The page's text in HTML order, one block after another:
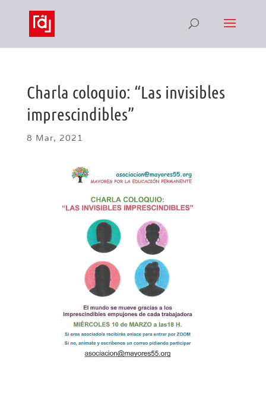
Charla coloquio: “Las invisibles
imprescindibles”
8 Mar, 2021